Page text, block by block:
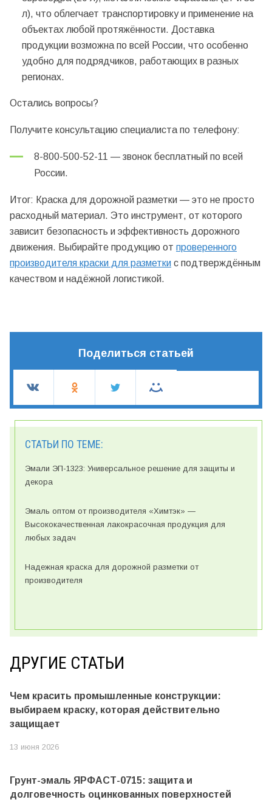
л), что облегчает транспортировку и применение на
объектах любой протяжённости. Доставка
продукции возможна по всей России, что особенно
удобно для подрядчиков, работающих в разных
регионах.
Остались вопросы?
Получите консультацию специалиста по телефону:
8-800-500-52-11 — звонок бесплатный по всей
России.
Итог: Краска для дорожной разметки — это не просто
расходный материал. Это инструмент, от которого
зависит безопасность и эффективность дорожного
движения. Выбирайте продукцию от проверенного
производителя краски для разметки с подтверждённым
качеством и надёжной логистикой.
Поделиться статьей
СТАТЬИ ПО ТЕМЕ:
Эмали ЭП-1323: Универсальное решение для защиты и
декора
Эмаль оптом от производителя «Химтэк» —
Высококачественная лакокрасочная продукция для
любых задач
Надежная краска для дорожной разметки от
производителя
ДРУГИЕ СТАТЬИ
Чем красить промышленные конструкции:
выбираем краску, которая действительно
защищает
13 июня 2026
Грунт-эмаль ЯРФАСТ-0715: защита и
долговечность оцинкованных поверхностей